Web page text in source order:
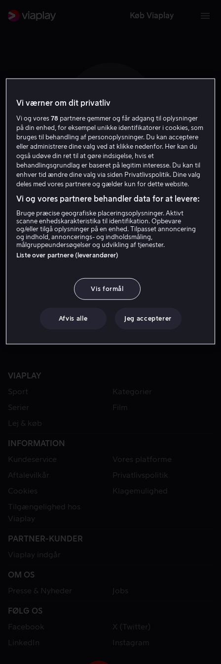
Køb Viaplay
R J
Raghav Juyal
Skuespiller
VIAPLAY
Sport
Kategorier
Serier
Film
Lej & køb
INFORMATION
Kundeservice
Vores platforme
Aftalevilkår
Privatlivspolitik
Cookies
Klagemulighed
Tilgængelighed hos
Viaplay
PARTNER-KUNDER
Viaplay indgår
OM OS
Presse & Nyheder
Jobs
FØLG OS
Facebook
X (Twitter)
LinkedIn
Instagram
Vi værner om dit privatliv
Vi og vores78 partnere gemmer og får adgang til oplysninger
på din enhed, for eksempel unikke identifikatorer i cookies, som
bruges til behandling af personoplysninger. Du kan acceptere
eller administrere dine valg ved at klikke nedenfor. Her kan du
også udøve din ret til at gøre indsigelse, hvis et
behandlingsgrundlag er baseret på legitim interesse. Du kan til
enhver tid ændre dine valg via siden Privatlivspolitik. Dine valg
deles med vores partnere og gælder kun for dette website.
Vi og vores partnere behandler data for at levere:
Bruge præcise geografiske placeringsoplysninger. Aktivt
scanne enhedskarakteristika til identifikation. Opbevare
og/eller tilgå oplysninger på en enhed. Tilpasset annoncering
og indhold, annoncerings- og indholdsmåling,
målgruppeundersøgelser og udvikling af tjenester.
Liste over partnere (leverandører)
Vis formål
Afvis alle Jeg accepterer